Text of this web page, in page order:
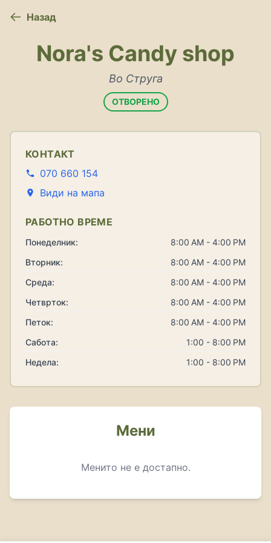
Назад
Nora's Candy shop
Во Струга
ОТВОРЕНО
КОНТАКТ
070 660 154
Види на мапа
РАБОТНО ВРЕМЕ
Понеделник:
8:00 AM - 4:00 PM
Вторник:
8:00 AM - 4:00 PM
Среда:
8:00 AM - 4:00 PM
Четврток:
8:00 AM - 4:00 PM
Петок:
8:00 AM - 4:00 PM
Сабота:
1:00 - 8:00 PM
Недела:
1:00 - 8:00 PM
Мени
Менито не е достапно.